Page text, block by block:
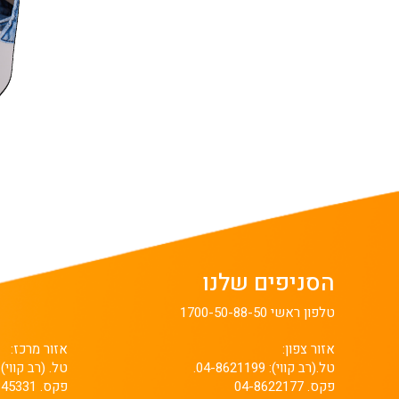
הסניפים שלנו
טלפון ראשי 1700-50-88-50
אזור צפון:
טל.(רב קווי): 04-8621199.
פקס. 04-8622177
אזור מרכז:
טל. (רב קווי): 03-
פקס. 03-9345331